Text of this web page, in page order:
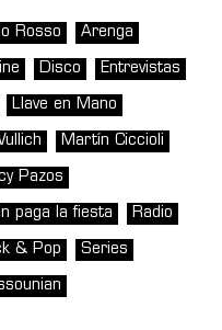
Rosso Arenga
Disco Entrevistas
Llave en Mano
Martín Ciccioli
Pazos
paga la fiesta Radio
& Pop Series